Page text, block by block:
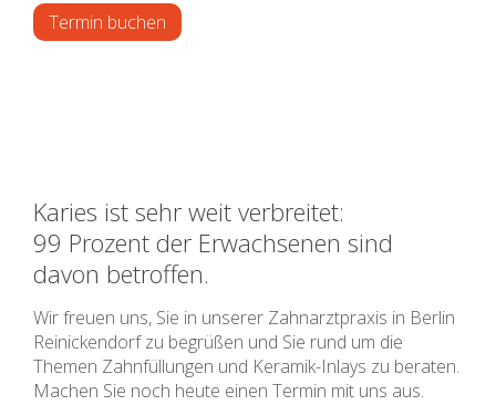
Termin buchen
Karies ist sehr weit verbreitet:
99 Prozent der Erwachsenen sind
davon betroffen.
Wir freuen uns, Sie in unserer Zahnarztpraxis in Berlin
Reinickendorf zu begrüßen und Sie rund um die
Themen Zahnfüllungen und Keramik-Inlays zu beraten.
Machen Sie noch heute einen Termin mit uns aus.